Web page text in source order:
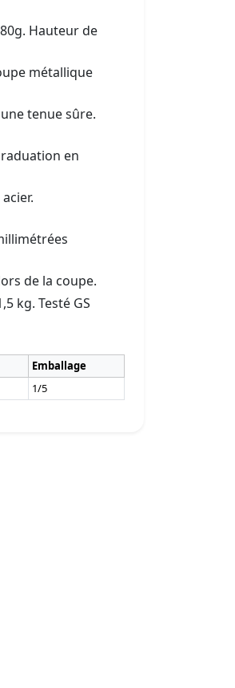
Hauteur de
métallique
tenue sûre.
en
de la coupe.
kg. Testé GS
Emballage
1/5